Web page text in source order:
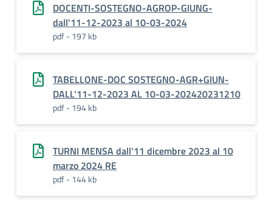
DOCENTI-SOSTEGNO-AGROP-GIUNG-
dall'11-12-2023 al 10-03-2024
pdf - 197 kb
TABELLONE-DOC SOSTEGNO-AGR+GIUN-
DALL'11-12-2023 AL 10-03-202420231210
pdf - 194 kb
TURNI MENSA dall'11 dicembre 2023 al 10
marzo 2024 RE
pdf - 144 kb